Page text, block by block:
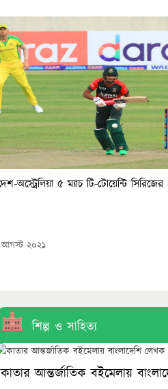
অস্ট্রেলিয়া ৫ ম্যাচ টি-টোয়েন্টি
২০২১
শিল্প ও সাহিত্য
কাতার আন্তর্জাতিক বইমেলায়